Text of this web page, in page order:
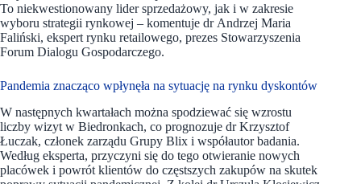
To niekwestionowany lider sprzedażowy, jak i w zakresie
wyboru strategii rynkowej – komentuje dr Andrzej Maria
Faliński, ekspert rynku retailowego, prezes Stowarzyszenia
Forum Dialogu Gospodarczego.
Pandemia znacząco wpłynęła na sytuację na rynku dyskontów
W następnych kwartałach można spodziewać się wzrostu
liczby wizyt w Biedronkach, co prognozuje dr Krzysztof
Łuczak, członek zarządu Grupy Blix i współautor badania.
Według eksperta, przyczyni się do tego otwieranie nowych
placówek i powrót klientów do częstszych zakupów na skutek